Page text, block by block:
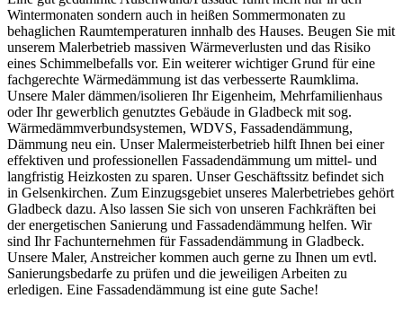
Wintermonaten sondern auch in heißen Sommermonaten zu
behaglichen Raumtemperaturen innhalb des Hauses. Beugen Sie mit
unserem Malerbetrieb massiven Wärmeverlusten und das Risiko
eines Schimmelbefalls vor. Ein weiterer wichtiger Grund für eine
fachgerechte Wärmedämmung ist das verbesserte Raumklima.
Unsere Maler dämmen/isolieren Ihr Eigenheim, Mehrfamilienhaus
oder Ihr gewerblich genutztes Gebäude in Gladbeck mit sog.
Wärmedämmverbundsystemen, WDVS, Fassadendämmung,
Dämmung neu ein. Unser Malermeisterbetrieb hilft Ihnen bei einer
effektiven und professionellen Fassadendämmung um mittel- und
langfristig Heizkosten zu sparen. Unser Geschäftssitz befindet sich
in Gelsenkirchen. Zum Einzugsgebiet unseres Malerbetriebes gehört
Gladbeck dazu. Also lassen Sie sich von unseren Fachkräften bei
der energetischen Sanierung und Fassadendämmung helfen. Wir
sind Ihr Fachunternehmen für Fassadendämmung in Gladbeck.
Unsere Maler, Anstreicher kommen auch gerne zu Ihnen um evtl.
Sanierungsbedarfe zu prüfen und die jeweiligen Arbeiten zu
erledigen. Eine Fassadendämmung ist eine gute Sache!